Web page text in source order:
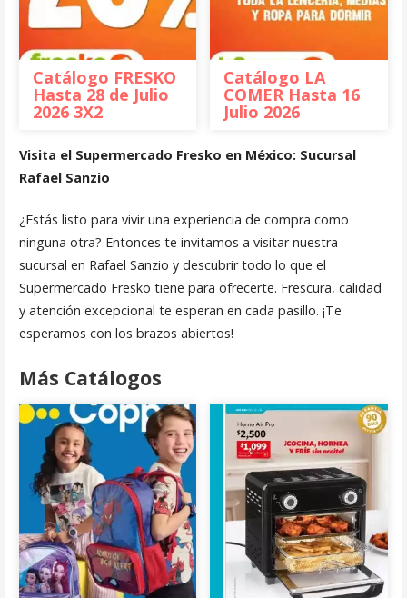
Catálogo FRESKO
Hasta 28 de Julio
2026 3X2
Catálogo LA
COMER Hasta 16
Julio 2026
Visita el Supermercado Fresko en México: Sucursal
Rafael Sanzio
¿Estás listo para vivir una experiencia de compra como
ninguna otra? Entonces te invitamos a visitar nuestra
sucursal en Rafael Sanzio y descubrir todo lo que el
Supermercado Fresko tiene para ofrecerte. Frescura, calidad
y atención excepcional te esperan en cada pasillo. ¡Te
esperamos con los brazos abiertos!
Más Catálogos